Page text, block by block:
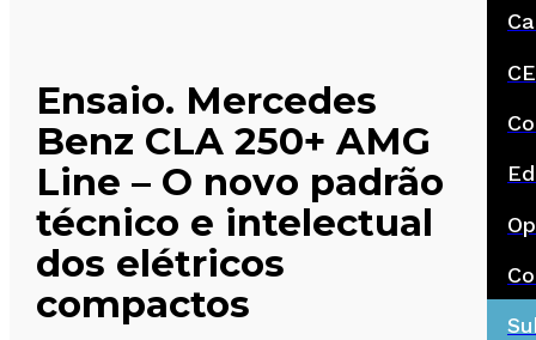
Ensaio. Mercedes
Benz CLA 250+ AMG
Line – O novo padrão
técnico e intelectual
dos elétricos
compactos